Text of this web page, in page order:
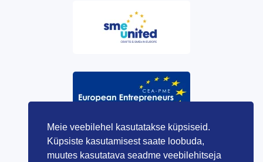
Meie veebilehel kasutatakse küpsiseid.
Küpsiste kasutamisest saate loobuda,
muutes kasutatava seadme veebilehitseja